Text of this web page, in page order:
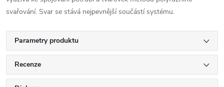
svařování. Svar se stává nejpevnější součástí systému.
Parametry produktu
Recenze